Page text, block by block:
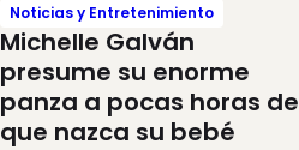
Noticias y Entretenimiento
Michelle Galván
presume su enorme
panza a pocas horas de
que nazca su bebé